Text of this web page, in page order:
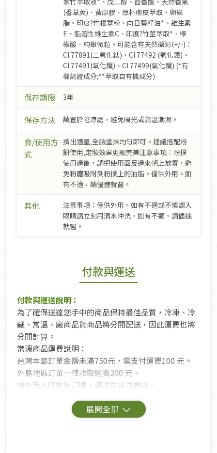
(香草莢)、黃原膠、厚朴樹皮萃取、卵磷
脂、印度?竹根莖粉、向日葵籽油*、維生素
E、脂溶性維生素C、印度?竹莖萃取*、檸
檬酸、純銀微粒。可能含有天然礦彩(+/-)：
CI 77891(二氧化鈦)、CI 77492 (氧化鐵)、
CI 77491(氧化鐵)、CI 77499(氧化鐵) (*有
機認證成分;**萃取自有機成分)
保存期限 3年
保存方法 請置於陰涼處，避免陽光或高溫潮濕。
食/使用方
式
擠出適量,全臉塗抹均勻即可。建議搭配粉
餅使用,定妝效果更顯完美注意事項：粉撲
使用過後，請把使用面反過來朝上放置，避
免粉體吸附到粉撲上的油脂。僅供外用。如
有不適，請儘速就醫。
其他
注意事項：僅供外用。如有不適或不慎誤入
眼睛請立刻用清水沖洗，如有不適，請儘速
就醫。
付款與運送
付款與運送說明：
為了確保送達您手中的商品保持最佳品質，冷凍、冷
藏、常溫、廠商品貨商品將分開配送，因此運費也將
分開計算。
常溫商品運費說明：
台灣本島訂單金額未滿750元，需支付運費100 元。
外島地區訂單一律收取運費200 元。
國外及大陸地區訂購，請詳見常見問題。
鑑賞期商品說明：